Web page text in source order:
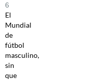
6
El
Mundial
de
fútbol
masculino,
sin
que